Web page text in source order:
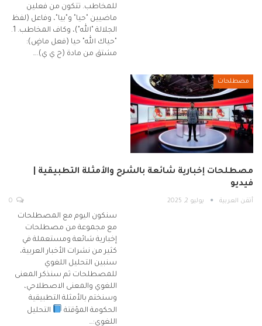
للمخاطب. تتكون من فعلين
ماضيين "حيا" و"بيا"، وفاعل (لفظ
الجلالة "الله")، وكاف المخاطب. 1.
"حياك الله" حيا (فعل ماضٍ):
مشتق من مادة (ح ي ي).…
مصطلحات
مصطلحات إخبارية شائعة بالشرح والأمثلة التطبيقية |
فيديو
أتقن العربية يوليو 2, 2025
سنكون اليوم مع المصطلحات
مع مجموعة من مصطلحات
إخبارية شائعة ومستعملة في
كثير من نشرات الأخبار العربية،
سنبين التحليل اللغوي
للمصطلحات ثم سنذكر المعنى
اللغوي والمعنى الاصطلاحي،
وسنختم بالأمثلة التطبيقية
الحكومة المؤقتة
التحليل
اللغوي:…